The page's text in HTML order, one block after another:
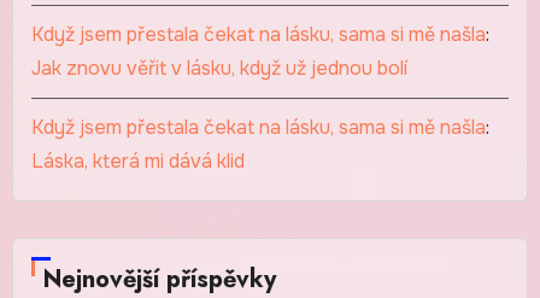
Když jsem přestala čekat na lásku, sama si mě našla:
Jak znovu věřit v lásku, když už jednou bolí
Když jsem přestala čekat na lásku, sama si mě našla:
Láska, která mi dává klid
Nejnovější příspěvky